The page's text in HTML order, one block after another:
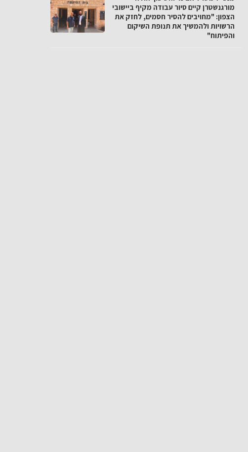
מורגנשטרן קיים סיור עבודה מקיף ביישובי
הצפון: "מחויבים להסיר חסמים, לחזק את
הרשויות ולהמשיך את תנופת השיקום
והפיתוח"